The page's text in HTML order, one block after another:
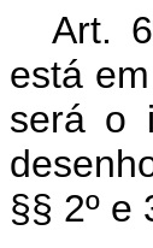
Art.
está
será o
§§ 2º e